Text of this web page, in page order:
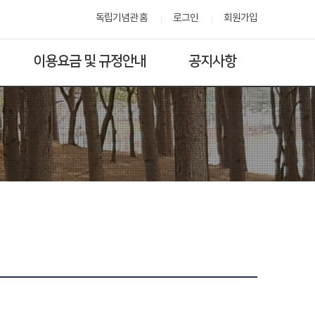
독립기념관 홈 로그인 회원가입
이용요금 및 규정안내 공지사항